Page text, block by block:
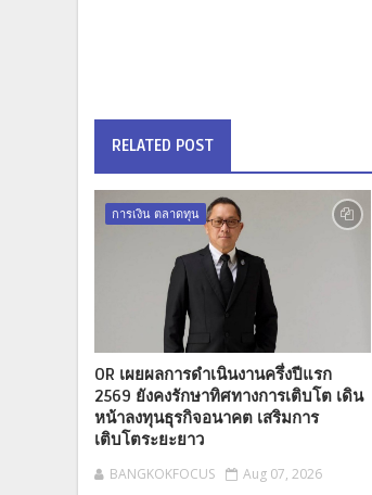
RELATED POST
การเงิน ตลาดทุน
OR เผยผลการดำเนินงานครึ่งปีแรก
2569 ยังคงรักษาทิศทางการเติบโต เดิน
หน้าลงทุนธุรกิจอนาคต เสริมการ
เติบโตระยะยาว
BANGKOKFOCUS Aug 07, 2026